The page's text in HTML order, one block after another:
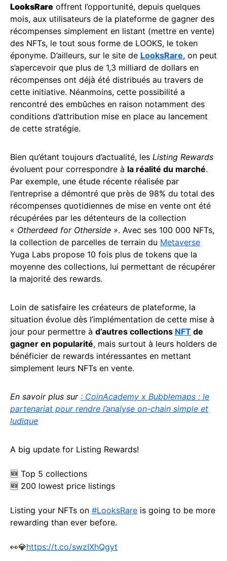
LooksRare offrent l’opportunité, depuis quelques
mois, aux utilisateurs de la plateforme de gagner des
récompenses simplement en listant (mettre en vente)
des NFTs, le tout sous forme de LOOKS, le token
éponyme. D’ailleurs, sur le site de LooksRare, on peut
s’apercevoir que plus de 1,3 milliard de dollars en
récompenses ont déjà été distribués au travers de
cette initiative. Néanmoins, cette possibilité a
rencontré des embûches en raison notamment des
conditions d’attribution mise en place au lancement
de cette stratégie.
Bien qu’étant toujours d’actualité, les Listing Rewards
évoluent pour correspondre à la réalité du marché.
Par exemple, une étude récente réalisée par
l’entreprise a démontré que près de 98% du total des
récompenses quotidiennes de mise en vente ont été
récupérées par les détenteurs de la collection
« Otherdeed for Otherside ». Avec ses 100 000 NFTs,
la collection de parcelles de terrain du Metaverse
Yuga Labs propose 10 fois plus de tokens que la
moyenne des collections, lui permettant de récupérer
la majorité des rewards.
Loin de satisfaire les créateurs de plateforme, la
situation évolue dès l’implémentation de cette mise à
jour pour permettre à d’autres collections NFT de
gagner en popularité, mais surtout à leurs holders de
bénéficier de rewards intéressantes en mettant
simplement leurs NFTs en vente.
En savoir plus sur : CoinAcademy x Bubblemaps : le
partenariat pour rendre l’analyse on-chain simple et
ludique
A big update for Listing Rewards!
🆕 Top 5 collections
🆕 200 lowest price listings
Listing your NFTs on #LooksRare is going to be more
rewarding than ever before.
👀💎https://t.co/swzIXhQgyt